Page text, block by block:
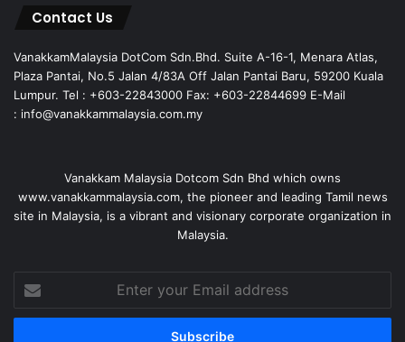
Contact Us
VanakkamMalaysia DotCom Sdn.Bhd. Suite A-16-1, Menara Atlas,
Plaza Pantai, No.5 Jalan 4/83A Off Jalan Pantai Baru, 59200 Kuala
Lumpur. Tel : +603-22843000 Fax: +603-22844699 E-Mail
: info@vanakkammalaysia.com.my
Vanakkam Malaysia Dotcom Sdn Bhd which owns
www.vanakkammalaysia.com, the pioneer and leading Tamil news
site in Malaysia, is a vibrant and visionary corporate organization in
Malaysia.
your
Email